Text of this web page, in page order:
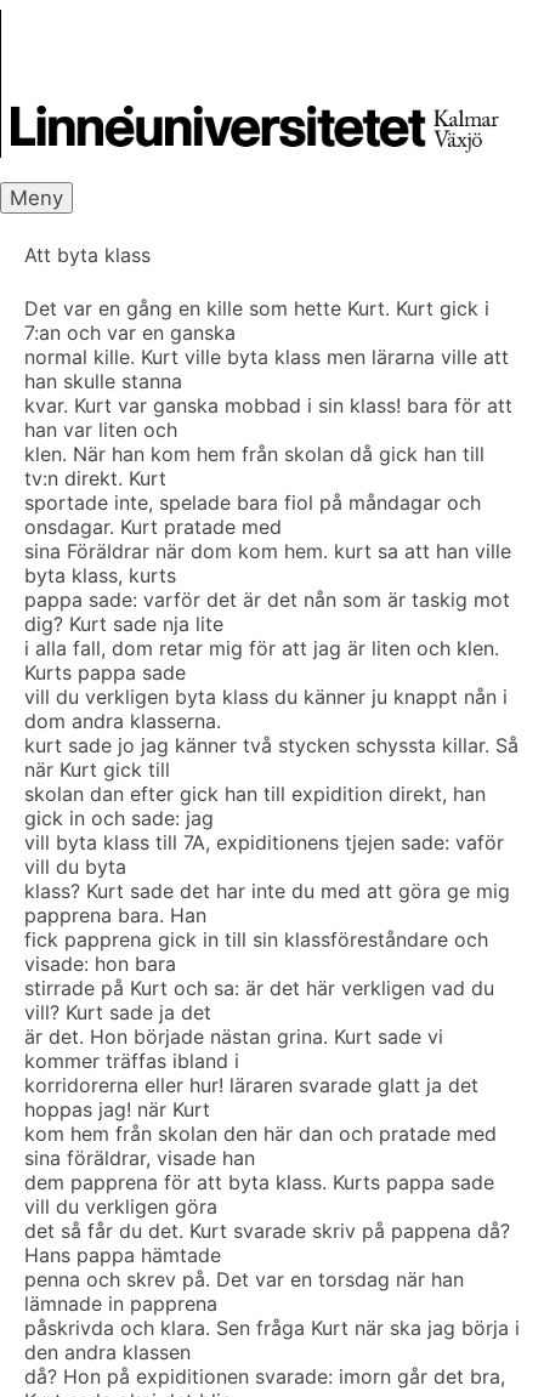
Meny
Att byta klass
Det var en gång en kille som hette Kurt. Kurt gick i
7:an och var en ganska
normal kille. Kurt ville byta klass men lärarna ville att
han skulle stanna
kvar. Kurt var ganska mobbad i sin klass! bara för att
han var liten och
klen. När han kom hem från skolan då gick han till
tv:n direkt. Kurt
sportade inte, spelade bara fiol på måndagar och
onsdagar. Kurt pratade med
sina Föräldrar när dom kom hem. kurt sa att han ville
byta klass, kurts
pappa sade: varför det är det nån som är taskig mot
dig? Kurt sade nja lite
i alla fall, dom retar mig för att jag är liten och klen.
Kurts pappa sade
vill du verkligen byta klass du känner ju knappt nån i
dom andra klasserna.
kurt sade jo jag känner två stycken schyssta killar. Så
när Kurt gick till
skolan dan efter gick han till expidition direkt, han
gick in och sade: jag
vill byta klass till 7A, expiditionens tjejen sade: vaför
vill du byta
klass? Kurt sade det har inte du med att göra ge mig
papprena bara. Han
fick papprena gick in till sin klassföreståndare och
visade: hon bara
stirrade på Kurt och sa: är det här verkligen vad du
vill? Kurt sade ja det
är det. Hon började nästan grina. Kurt sade vi
kommer träffas ibland i
korridorerna eller hur! läraren svarade glatt ja det
hoppas jag! när Kurt
kom hem från skolan den här dan och pratade med
sina föräldrar, visade han
dem papprena för att byta klass. Kurts pappa sade
vill du verkligen göra
det så får du det. Kurt svarade skriv på pappena då?
Hans pappa hämtade
penna och skrev på. Det var en torsdag när han
lämnade in papprena
påskrivda och klara. Sen fråga Kurt när ska jag börja i
den andra klassen
då? Hon på expiditionen svarade: imorn går det bra,